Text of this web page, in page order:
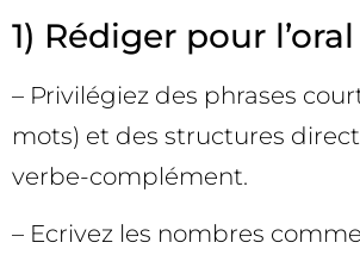
1) Rédiger pour l’oral
– Privilégiez des phrases
mots) et des structures
verbe-complément.
– Ecrivez les nombres